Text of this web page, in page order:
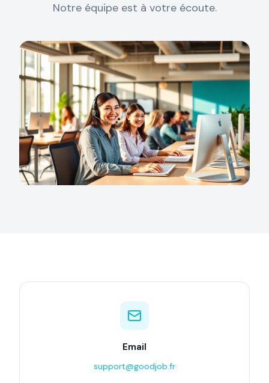
Notre équipe est à votre écoute.
Email
support@goodjob.fr